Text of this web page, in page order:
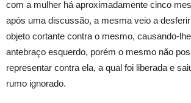
com a mulher há aproximadamente cinco
após uma discussão, a mesma veio a
objeto cortante contra o mesmo, causando-
antebraço esquerdo, porém o mesmo não
representar contra ela, a qual foi liberada e
rumo ignorado.